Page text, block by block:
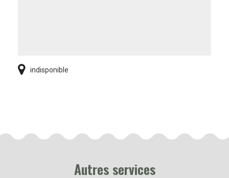
indisponible
Autres services